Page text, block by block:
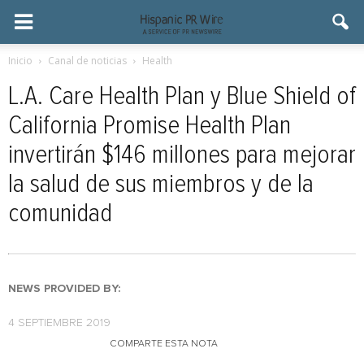
Inicio Canal de noticias Health
L.A. Care Health Plan y Blue Shield of
California Promise Health Plan
invertirán $146 millones para mejorar
la salud de sus miembros y de la
comunidad
NEWS PROVIDED BY:
4 SEPTIEMBRE 2019
COMPARTE ESTA NOTA